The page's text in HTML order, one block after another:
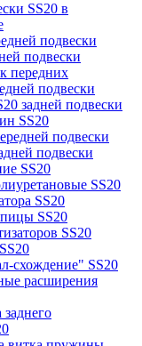
SS20 в
подвески
подвески
передних
подвески
задней подвески
SS20
подвески
подвески
SS20
SS20
SS20
SS20
SS20
схождение" SS20
расширения